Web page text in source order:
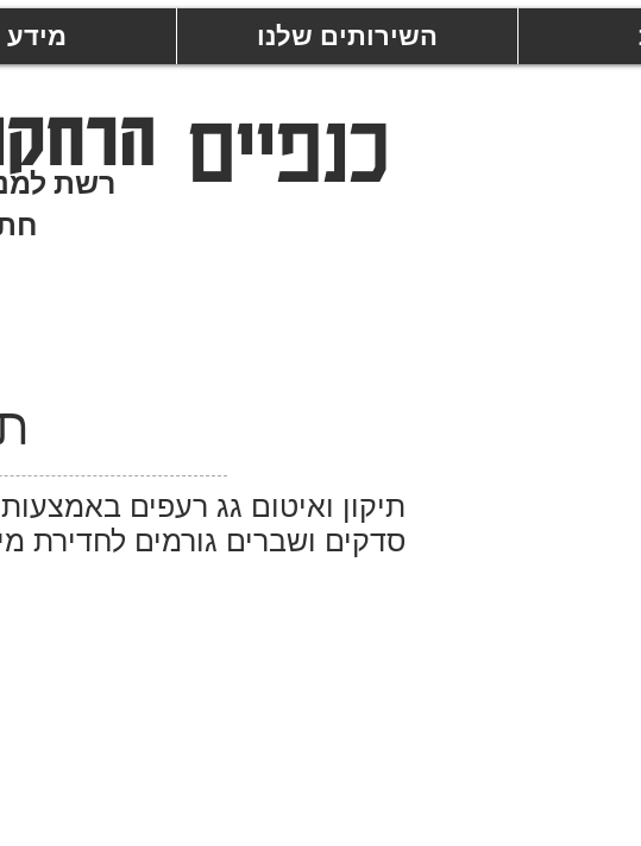
השירותים שלנו מידע
רשת
תיקון ואיטום גג רעפים באמצעות
סדקים ושברים גורמים לחדירת